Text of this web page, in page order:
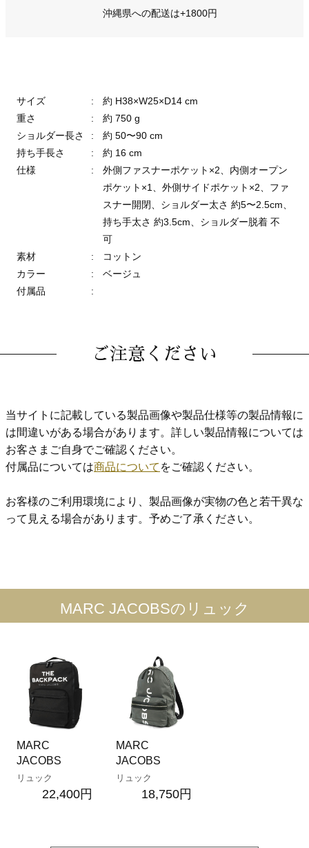
沖縄県への配送は+1800円
サイズ :
約 H38×W25×D14 cm
重さ
:
約 750 g
ショルダー長さ
:
約 50〜90 cm
持ち手長さ
:
約 16 cm
仕様
:
外側ファスナーポケット×2、内側オープン
ポケット×1、外側サイドポケット×2、ファ
スナー開閉、ショルダー太さ 約5〜2.5cm、
持ち手太さ 約3.5cm、ショルダー脱着 不
可
素材
:
コットン
カラー
:
ベージュ
付属品
:
ご注意ください
当サイトに記載している製品画像や製品仕様等の製品情報に
は間違いがある場合があります。詳しい製品情報については
お客さまご自身でご確認ください。
付属品については商品について をご確認ください。
お客様のご利用環境により、製品画像が実物の色と若干異な
って見える場合があります。予めご了承ください。
MARC JACOBSのリュック
MARC
JACOBS
リュック
22,400円
MARC
JACOBS
リュック
18,750円